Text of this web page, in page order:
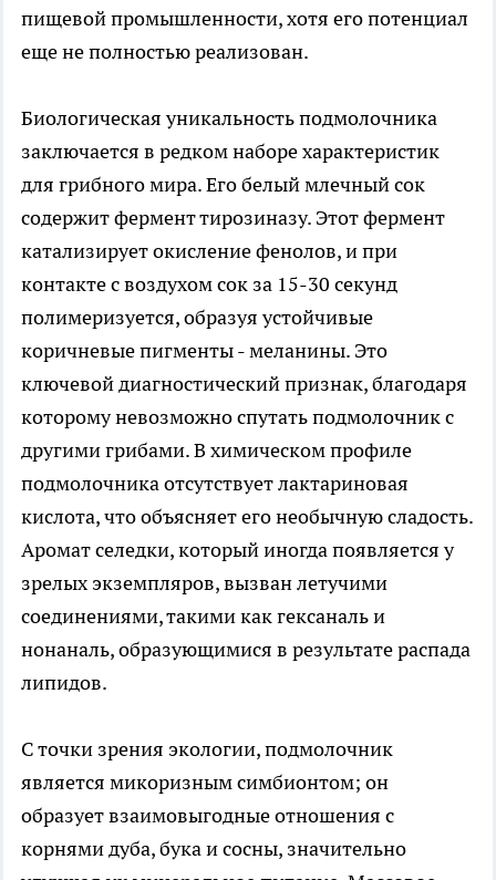
пищевой промышленности, хотя его потенциал
еще не полностью реализован.
Биологическая уникальность подмолочника
заключается в редком наборе характеристик
для грибного мира. Его белый млечный сок
содержит фермент тирозиназу. Этот фермент
катализирует окисление фенолов, и при
контакте с воздухом сок за 15-30 секунд
полимеризуется, образуя устойчивые
коричневые пигменты - меланины. Это
ключевой диагностический признак, благодаря
которому невозможно спутать подмолочник с
другими грибами. В химическом профиле
подмолочника отсутствует лактариновая
кислота, что объясняет его необычную сладость.
Аромат селедки, который иногда появляется у
зрелых экземпляров, вызван летучими
соединениями, такими как гексаналь и
нонаналь, образующимися в результате распада
липидов.
С точки зрения экологии, подмолочник
является микоризным симбионтом; он
образует взаимовыгодные отношения с
корнями дуба, бука и сосны, значительно